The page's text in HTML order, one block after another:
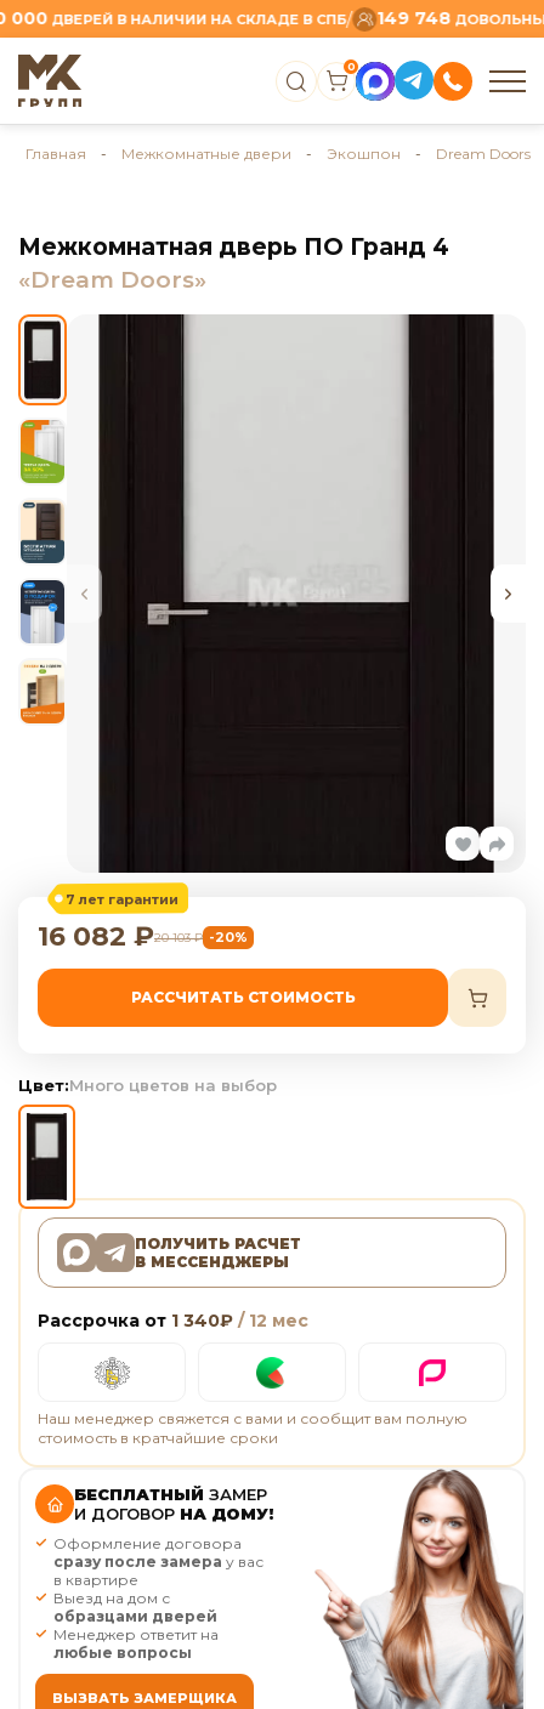
ДВЕРЕЙ В НАЛИЧИИ НА СКЛАДЕ В СПБ/ 149 748 ДОВОЛЬНЫХ
0
Главная - Межкомнатные двери - Экошпон - Dream Doors
Межкомнатная дверь ПО Гранд 4
«Dream Doors»
7 лет гарантии
16 082 ₽20 103₽ -20%
РАССЧИТАТЬ СТОИМОСТЬ
Цвет:Много цветов на выбор
ПОЛУЧИТЬ РАСЧЕТ
В МЕССЕНДЖЕРЫ
Рассрочка от 1 340₽ / 12 мес
Наш менеджер свяжется с вами и сообщит вам полную
стоимость в кратчайшие сроки
БЕСПЛАТНЫЙ ЗАМЕР
И ДОГОВОР НА ДОМУ!
Оформление договора
сразу после замера у вас
в квартире
Выезд на дом с
образцами дверей
Менеджер ответит на
любые вопросы
ВЫЗВАТЬ ЗАМЕРЩИКА